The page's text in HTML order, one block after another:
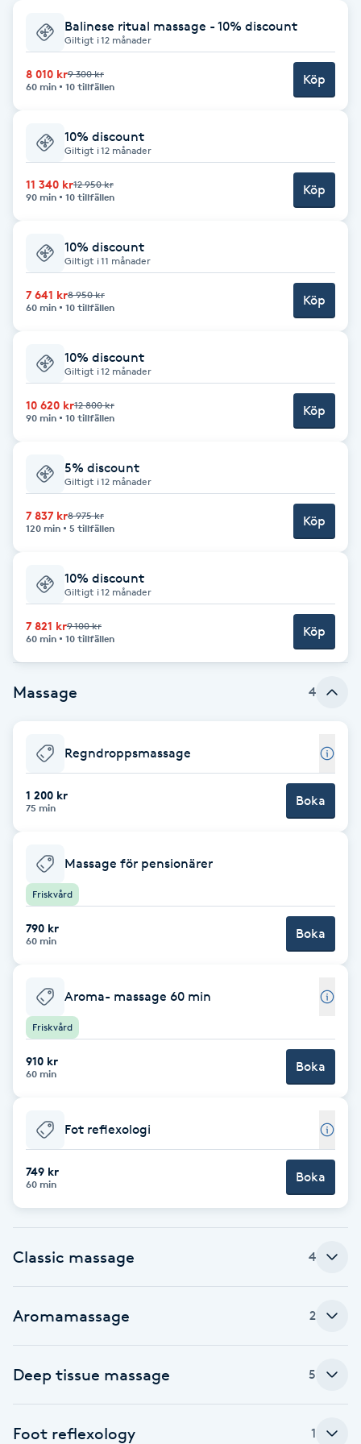
Babylights
Balayage
Barber
BIAB
Blowout
Brynfärgning
Brynplockning
Bröllopsuppsättning
C
Celluliter
Coachning
Damklippning
Dermapen
Diamantslipning
Enzympeeling
Extensions
Extensions borttagning
Eyeliner-tatuering
Face framing
Faceliftmassage
Fibromassage
Fillers
Balinese ritual massage - 10% discount
Giltigt i 12 månader
8 010 kr9 300 kr
60 min
10 tillfällen Köp
10% discount
Giltigt i 12 månader
11 340 kr12 950 kr
90 min
10 tillfällen Köp
10% discount
Giltigt i 11 månader
7 641 kr8 950 kr
60 min
10 tillfällen Köp
10% discount
Giltigt i 12 månader
10 620 kr12 800 kr
90 min
10 tillfällen Köp
5% discount
Giltigt i 12 månader
7 837 kr8 975 kr
120 min
5 tillfällen Köp
10% discount
Giltigt i 12 månader
7 821 kr9 100 kr
60 min
10 tillfällen Köp
Massage 4
Regndroppsmassage
1 200 kr
75 min Boka
Massage för pensionärer
Friskvård
790 kr
60 min Boka
Aroma- massage 60 min
Friskvård
910 kr
60 min Boka
Fot reflexologi
749 kr
60 min Boka
Classic massage 4
Aromamassage 2
Deep tissue massage 5
Foot reflexology 1